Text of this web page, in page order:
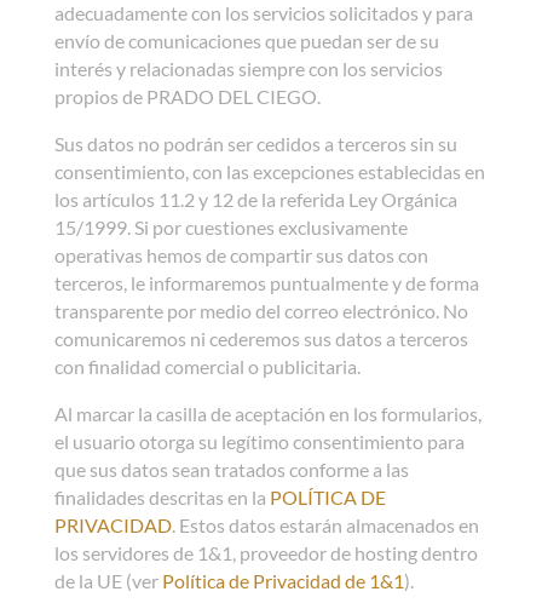
adecuadamente con los servicios solicitados y para
envío de comunicaciones que puedan ser de su
interés y relacionadas siempre con los servicios
propios de PRADO DEL CIEGO.
Sus datos no podrán ser cedidos a terceros sin su
consentimiento, con las excepciones establecidas en
los artículos 11.2 y 12 de la referida Ley Orgánica
15/1999. Si por cuestiones exclusivamente
operativas hemos de compartir sus datos con
terceros, le informaremos puntualmente y de forma
transparente por medio del correo electrónico. No
comunicaremos ni cederemos sus datos a terceros
con finalidad comercial o publicitaria.
Al marcar la casilla de aceptación en los formularios,
el usuario otorga su legítimo consentimiento para
que sus datos sean tratados conforme a las
finalidades descritas en la POLÍTICA DE
PRIVACIDAD. Estos datos estarán almacenados en
los servidores de 1&1, proveedor de hosting dentro
de la UE (ver Política de Privacidad de 1&1).